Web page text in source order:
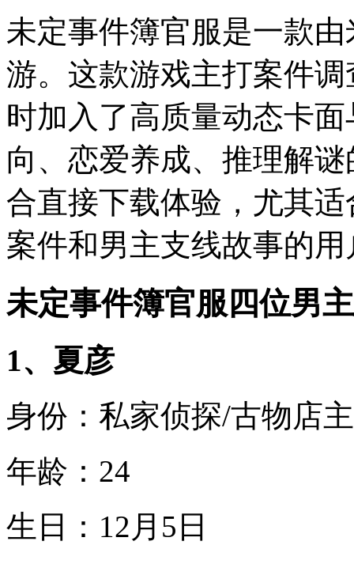
未定事件簿官服是一款
游。这款游戏主打案件
时加入了高质量动态卡
向、恋爱养成、推理解
合直接下载体验，尤其
案件和男主支线故事的用
未定事件簿官服四位男
1、夏彦
身份：私家侦探/古物店主
年龄：24
生日：12月5日